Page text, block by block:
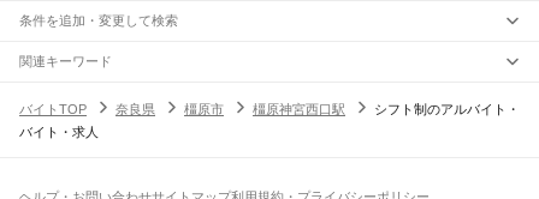
条件を追加・変更して検索
市区町村を追加・変更
奈良県すべて
奈良市
駅を追加・変更
職種を追加・変更
飲食・フードサービスすべて
関連キーワード
バイトTOP
奈良県 橿原市 橿原神宮西口駅
シフト制のアルバイト・
バイト・求人
ヘルプ・お問い合わせサイトマップ利用規約・プライバシーポリシー